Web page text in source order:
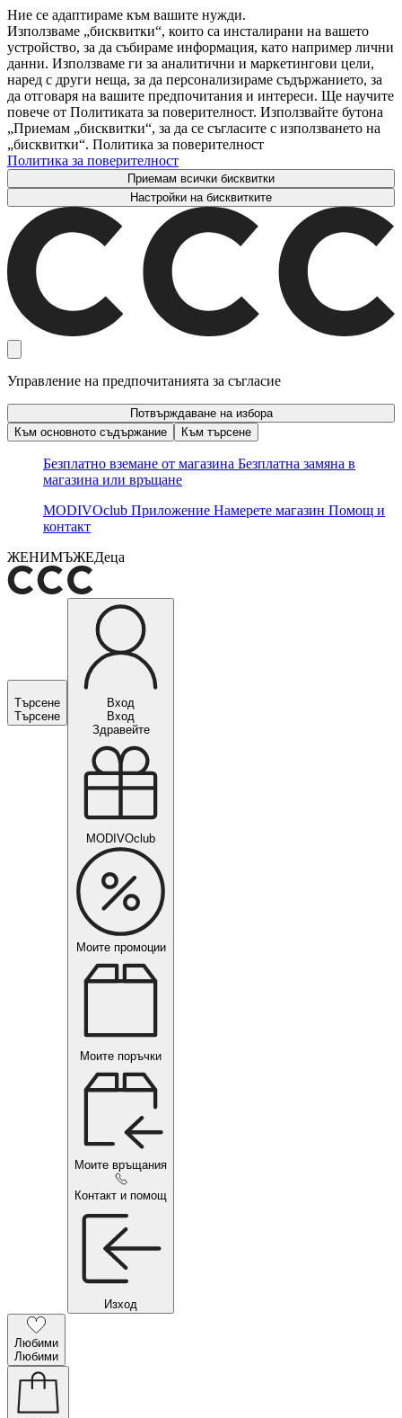
Ние се адаптираме към вашите нужди.
Използваме „бисквитки“, които са инсталирани на вашето
устройство, за да събираме информация, като например лични
данни. Използваме ги за аналитични и маркетингови цели,
наред с други неща, за да персонализираме съдържанието, за
да отговаря на вашите предпочитания и интереси. Ще научите
повече от Политиката за поверителност. Използвайте бутона
„Приемам „бисквитки“, за да се съгласите с използването на
„бисквитки“. Политика за поверителност
Политика за поверителност
Приемам всички бисквитки
Настройки на бисквитките
Управление на предпочитанията за съгласие
Потвърждаване на избора
Към основното съдържание
Към търсене
Безплатно вземане от магазина Безплатна замяна в
магазина или връщане
MODIVOclub Приложение Намерете магазин Помощ и
контакт
ЖЕНИМЪЖЕДеца
Търсене
Търсене
Вход
Вход
Здравейте
MODIVOclub
Моите промоции
Моите поръчки
Моите връщания
Контакт и помощ
Изход
Любими
Любими